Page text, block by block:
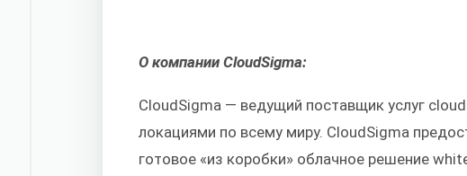
О компании CloudSigma:
CloudSigma — ведущий поставщик услуг
локациями по всему миру. CloudSigma
готовое «из коробки» облачное решение